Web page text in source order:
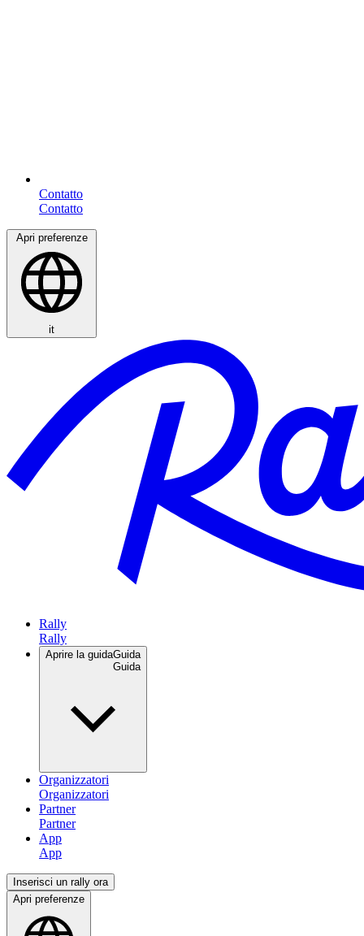
Contatto
Apri preferenze
it
Rally
Aprire la guidaGuida
Organizzatori
Partner
App
Inserisci un rally ora
Apri preferenze